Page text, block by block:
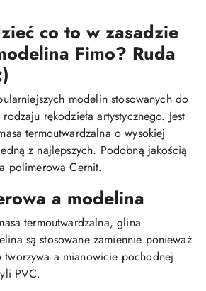
co to w zasadzie
Fimo? Ruda
modelin stosowanych do
rękodzieła artystycznego. Jest
termoutwardzalna o wysokiej
z najlepszych. Podobną jakością
polimerowa Cernit.
a modelina
termoutwardzalna, glina
są stosowane zamiennie ponieważ
tworzywa a mianowicie pochodnej
PVC.